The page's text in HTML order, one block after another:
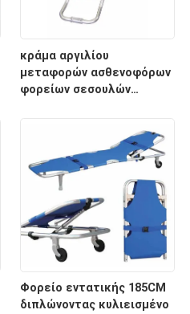
κράμα αργιλίου
μεταφορών ασθενοφόρων
φορείων σεσουλών
Φορείο εντατικής 185CM
διπλώνοντας κυλιεισμένο